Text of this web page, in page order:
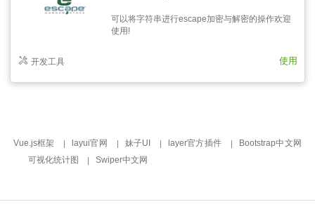
可以将字符串进行escape加密与解密的操作欢迎
使用!
开发工具 使用
Vue.js框架 layui官网 妹子UI layer官方插件
Bootstrap中文网
可视化统计图
Swiper中文网